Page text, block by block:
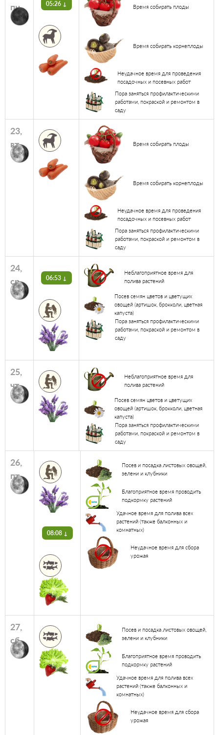
пн
05:26 ↓ Время собирать плоды
Время собирать корнеплоды
Неудачное время для проведения
посадочных и посевных работ
Пора заняться профилактическими
работами, покраской и ремонтом в
саду
23,
вт
Время собирать плоды
Время собирать корнеплоды
Неудачное время для проведения
посадочных и посевных работ
Пора заняться профилактическими
работами, покраской и ремонтом в
саду
24,
ср
06:53 ↓
Неблагоприятное время для
полива растений
Посев семян цветов и цветущих
овощей (артишок, брокколи, цветная
капуста)
Пора заняться профилактическими
работами, покраской и ремонтом в
саду
25,
чт
Неблагоприятное время для
полива растений
Посев семян цветов и цветущих
овощей (артишок, брокколи, цветная
капуста)
Пора заняться профилактическими
работами, покраской и ремонтом в
саду
26,
пт
08:08 ↓
Посев и посадка листовых овощей,
зелени и клубники
Благоприятное время проводить
подкормку растений
Удачное время для полива всех
растений (также балконных и
комнатных)
Неудачное время для сбора
урожая
27,
сб
Посев и посадка листовых овощей,
зелени и клубники
Благоприятное время проводить
подкормку растений
Удачное время для полива всех
растений (также балконных и
комнатных)
Неудачное время для сбора
урожая